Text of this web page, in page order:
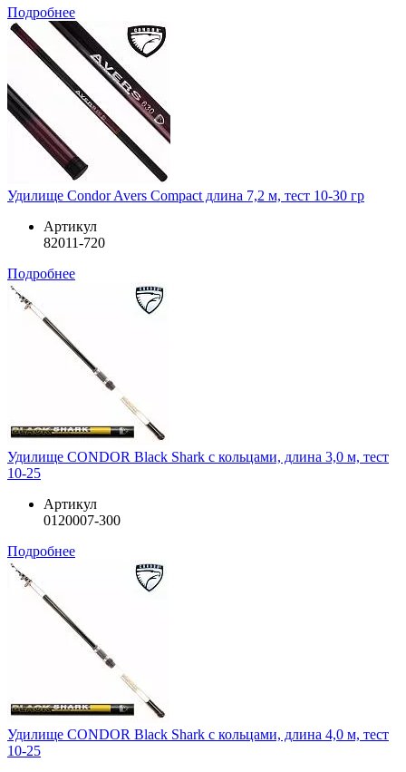
Подробнее
Удилище Condor Avers Compact длина 7,2 м, тест 10-30 гр
Артикул
82011-720
Подробнее
Удилище CONDOR Black Shark с кольцами, длина 3,0 м, тест
10-25
Артикул
0120007-300
Подробнее
Удилище CONDOR Black Shark с кольцами, длина 4,0 м, тест
10-25